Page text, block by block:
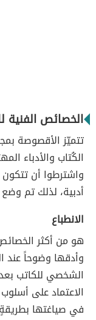
الخصائص الفنية
تتميّز الأقصوصة
الكُتاب والأدباء
واشترطوا أن
أدبية، لذلك تم
الانطباع
هو من أكثر
وأدقها وضوحاً عند
الشخصي للكاتب
الاعتماد على
في صياغتها